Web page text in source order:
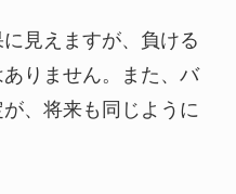
見えますが、負ける
りません。また、バ
、将来も同じように